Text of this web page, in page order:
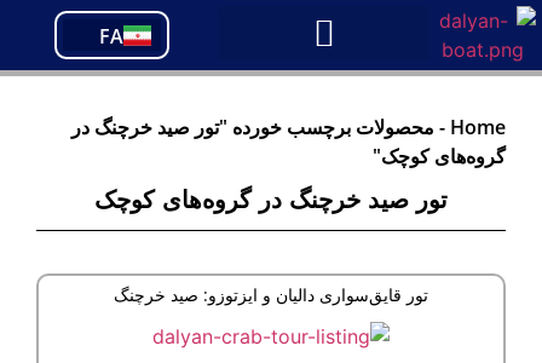
FA
PT
TR
Home
- محصولات برچسب خورده "تور صید خرچنگ در
گروه‌های کوچک"
تور صید خرچنگ در گروه‌های کوچک
تور قایق‌سواری دالیان و ایزتوزو: صید خرچنگ